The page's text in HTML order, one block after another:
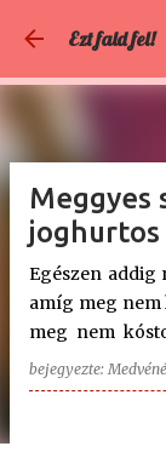
Ezt fald fel!
Meggyes
Egészen addig
amíg meg nem
meg nem
ennek a
kivárni, míg
bejegyezte: